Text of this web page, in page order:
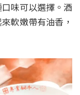
味可以選擇。酒
軟嫩帶有油香，